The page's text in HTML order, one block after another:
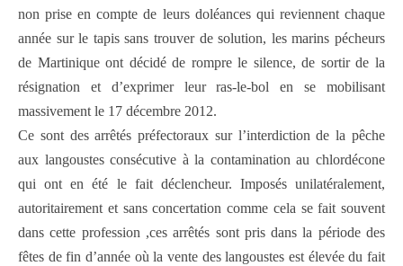
non prise en compte de leurs doléances qui reviennent chaque
année sur le tapis sans trouver de solution, les marins pécheurs
de Martinique ont décidé de rompre le silence, de sortir de la
résignation et d’exprimer leur ras-le-bol en se mobilisant
massivement le 17 décembre 2012.
Ce sont des arrêtés préfectoraux sur l’interdiction de la pêche
aux langoustes consécutive à la contamination au chlordécone
qui ont en été le fait déclencheur. Imposés unilatéralement,
autoritairement et sans concertation comme cela se fait souvent
dans cette profession ,ces arrêtés sont pris dans la période des
fêtes de fin d’année où la vente des langoustes est élevée du fait